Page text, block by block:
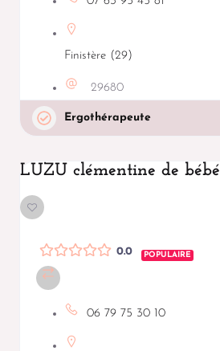
Finistère (29)
29680
Ergothérapeute
LUZU clémentine de
0.0 POPULAIRE
06 79 75 30 10